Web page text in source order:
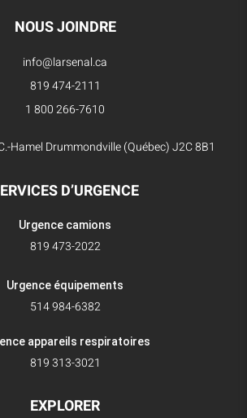
NOUS JOINDRE
info@larsenal.ca
819 474-2111
1 800 266-7610
Hamel Drummondville (Québec) J2C 8B1
D’URGENCE
Urgence camions
819 473-2022
Urgence équipements
514 984-6382
appareils respiratoires
819 313-3021
EXPLORER